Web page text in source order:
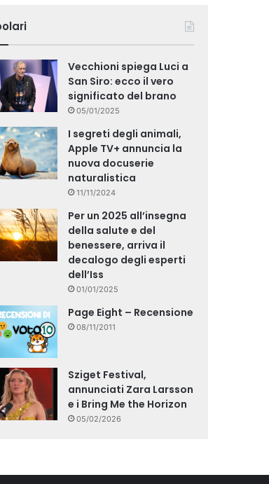
Vecchioni spiega Luci a
San Siro: ecco il vero
significato del brano
05/01/2025
I segreti degli animali,
Apple TV+ annuncia la
nuova docuserie
naturalistica
11/11/2024
Per un 2025 all’insegna
della salute e del
benessere, arriva il
decalogo degli esperti
dell’Iss
01/01/2025
Page Eight – Recensione
08/11/2011
Sziget Festival,
annunciati Zara Larsson
e i Bring Me the Horizon
05/02/2026